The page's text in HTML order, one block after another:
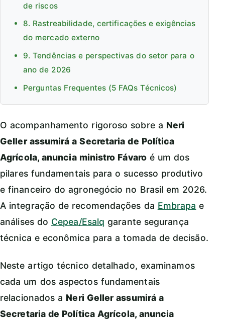
de riscos
8. Rastreabilidade, certificações e exigências
do mercado externo
9. Tendências e perspectivas do setor para o
ano de 2026
Perguntas Frequentes (5 FAQs Técnicos)
O acompanhamento rigoroso sobre a Neri
Geller assumirá a Secretaria de Política
Agrícola, anuncia ministro Fávaro é um dos
pilares fundamentais para o sucesso produtivo
e financeiro do agronegócio no Brasil em 2026.
A integração de recomendações da Embrapa e
análises do Cepea/Esalq garante segurança
técnica e econômica para a tomada de decisão.
Neste artigo técnico detalhado, examinamos
cada um dos aspectos fundamentais
relacionados a Neri Geller assumirá a
Secretaria de Política Agrícola, anuncia